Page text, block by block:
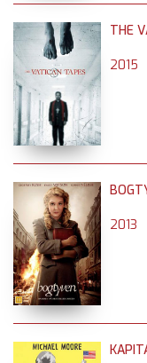
THE
2015
2013